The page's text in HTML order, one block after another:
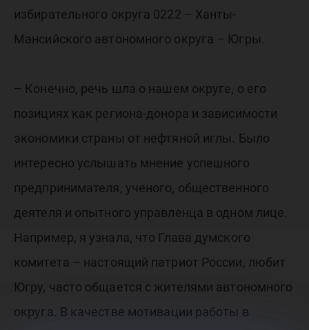
избирательного округа 0222 – Ханты-
Мансийского автономного округа – Югры.
– Конечно, речь шла о нашем округе, о его
позициях как региона-донора и зависимости
экономики страны от нефтяной иглы. Было
интересно услышать мнение успешного
предпринимателя, ученого, общественного
деятеля и опытного управленца в одном лице.
Например, я узнала, что Глава думского
комитета – настоящий патриот России, любит
Югру, часто общается с жителями автономного
округа. В качестве мотивации работы в